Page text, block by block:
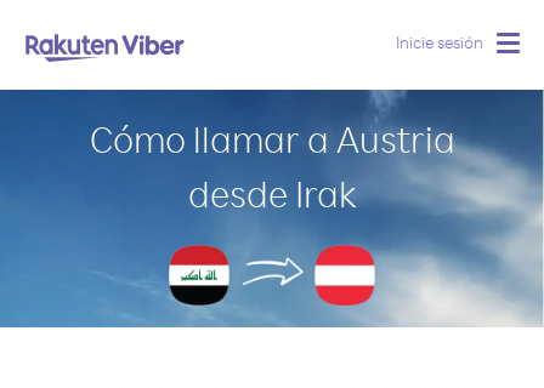
Inicie sesión
Cómo llamar a Austria
desde Irak